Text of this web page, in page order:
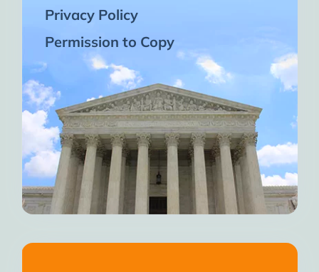
Privacy Policy
Permission to Copy